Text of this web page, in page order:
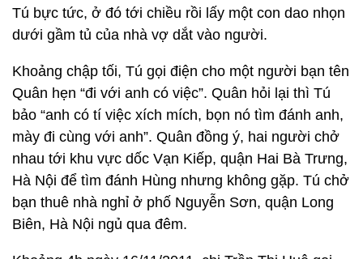
Tú bực tức, ở đó tới chiều rồi lấy một con dao nhọn
dưới gầm tủ của nhà vợ dắt vào người.
Khoảng chập tối, Tú gọi điện cho một người bạn tên
Quân hẹn “đi với anh có việc”. Quân hỏi lại thì Tú
bảo “anh có tí việc xích mích, bọn nó tìm đánh anh,
mày đi cùng với anh”. Quân đồng ý, hai người chở
nhau tới khu vực dốc Vạn Kiếp, quận Hai Bà Trưng,
Hà Nội để tìm đánh Hùng nhưng không gặp. Tú chở
bạn thuê nhà nghỉ ở phố Nguyễn Sơn, quận Long
Biên, Hà Nội ngủ qua đêm.